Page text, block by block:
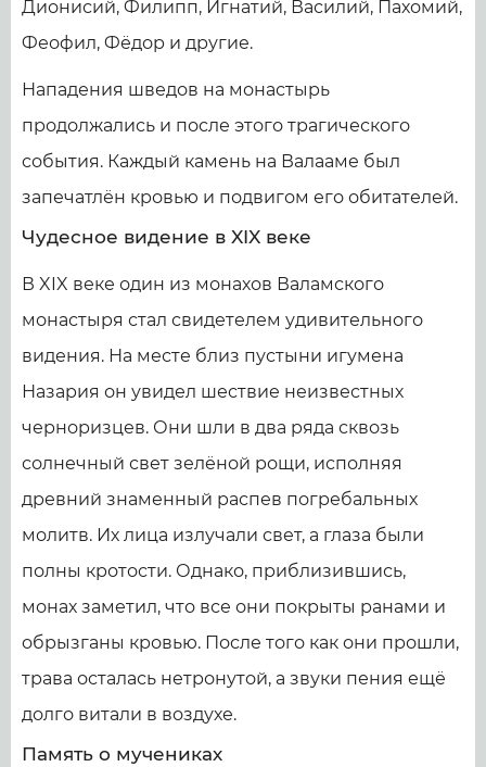
Дионисий, Филипп, Игнатий, Василий, Пахомий,
Феофил, Фёдор и другие.
Нападения шведов на монастырь
продолжались и после этого трагического
события. Каждый камень на Валааме был
запечатлён кровью и подвигом его обитателей.
Чудесное видение в XIX веке
В XIX веке один из монахов Валамского
монастыря стал свидетелем удивительного
видения. На месте близ пустыни игумена
Назария он увидел шествие неизвестных
черноризцев. Они шли в два ряда сквозь
солнечный свет зелёной рощи, исполняя
древний знаменный распев погребальных
молитв. Их лица излучали свет, а глаза были
полны кротости. Однако, приблизившись,
монах заметил, что все они покрыты ранами и
обрызганы кровью. После того как они прошли,
трава осталась нетронутой, а звуки пения ещё
долго витали в воздухе.
Память о мучениках